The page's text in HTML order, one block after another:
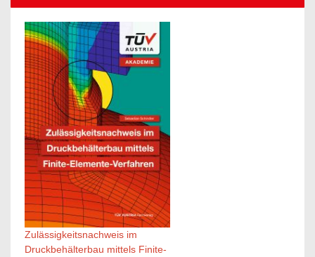
Zulässigkeitsnachweis im
Druckbehälterbau mittels Finite-